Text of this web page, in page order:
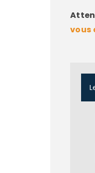
vous